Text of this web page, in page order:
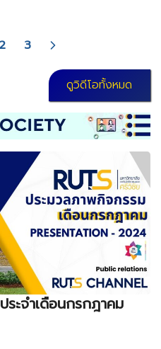
2 3
ดูวิดีโอทั้งหมด
ะจำเดือนกรกฎาคม